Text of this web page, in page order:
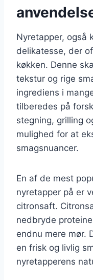
Nyretapper, også
delikatesse, der
køkken. Denne
tekstur og rige
ingrediens i
tilberedes på
stegning, grilling
mulighed for at
smagsnuancer.
En af de mest
nyretapper på er
citronsaft.
nedbryde
endnu mere mør.
en frisk og livlig
nyretapperens